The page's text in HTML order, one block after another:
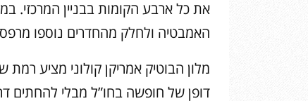
האמבטיה ולחלק מהחדרים נוספו
מלון הבוטיק אמריקן קולוני מציע רמת
דופן של חופשה בחו”ל מבלי להחתים